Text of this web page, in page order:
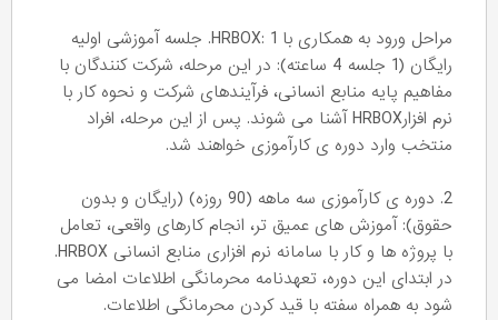
مراحل ورود به همکاری با HRBOX: 1. جلسه آموزشی اولیه
رایگان (1 جلسه 4 ساعته): در این مرحله، شرکت کنندگان با
مفاهیم پایه منابع انسانی، فرآیندهای شرکت و نحوه کار با
نرم افزارHRBOX آشنا می شوند. پس از این مرحله، افراد
منتخب وارد دوره ی کارآموزی خواهند شد.
2. دوره ی کارآموزی سه ماهه (90 روزه) (رایگان و بدون
حقوق): آموزش های عمیق تر، انجام کارهای واقعی، تعامل
با پروژه ها و کار با سامانه نرم افزاری منابع انسانی HRBOX.
در ابتدای این دوره، تعهدنامه محرمانگی اطلاعات امضا می
شود به همراه سفته با قید کردن محرمانگی اطلاعات.